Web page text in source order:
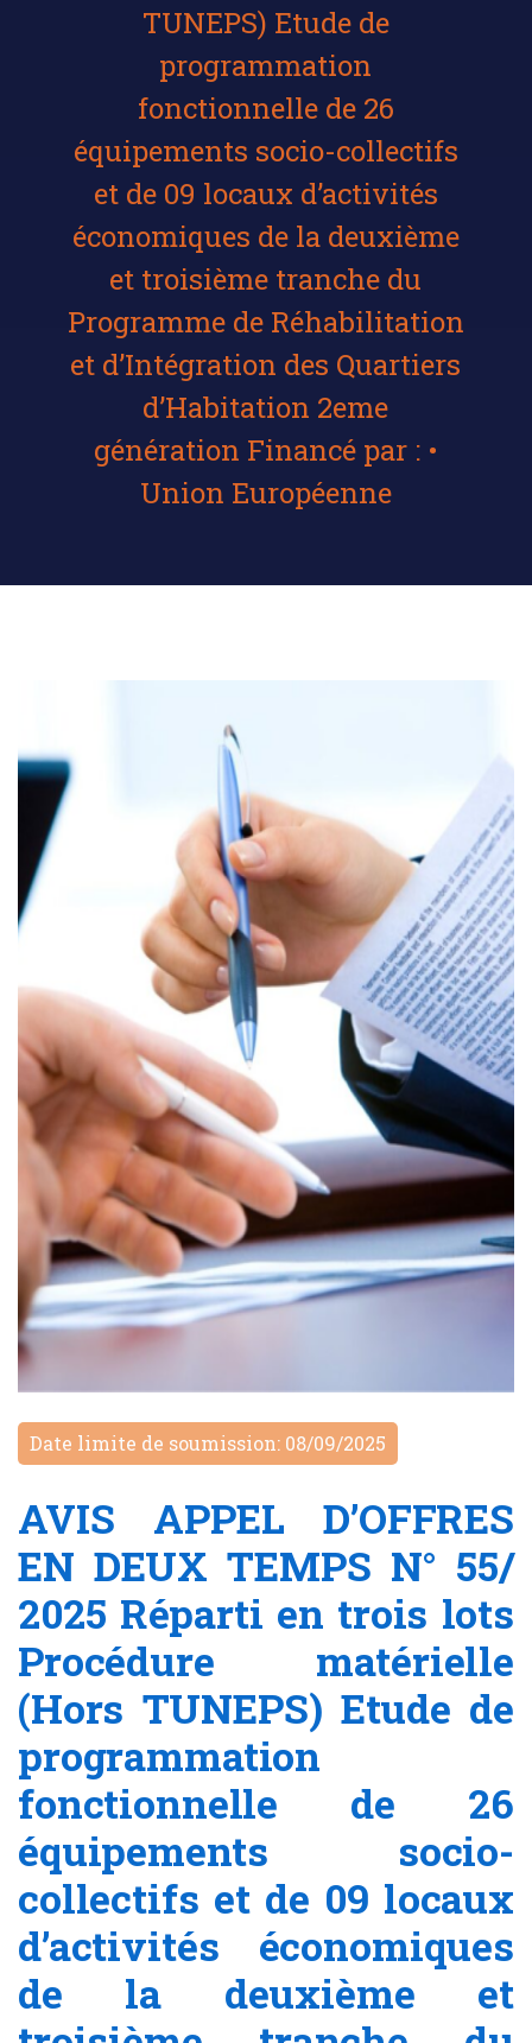
TUNEPS) Etude de
programmation
fonctionnelle de 26
équipements socio-collectifs
et de 09 locaux d’activités
économiques de la deuxième
et troisième tranche du
Programme de Réhabilitation
et d’Intégration des Quartiers
d’Habitation 2eme
génération Financé par : •
Union Européenne
Date limite de soumission: 08/09/2025
AVIS APPEL D’OFFRES
EN DEUX TEMPS N° 55/
2025 Réparti en trois lots
Procédure matérielle
(Hors TUNEPS) Etude de
programmation
fonctionnelle de 26
équipements socio-
collectifs et de 09 locaux
d’activités économiques
de la deuxième et